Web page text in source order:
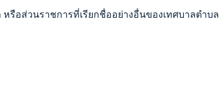
รือส่วนราชการที่เรียกชื่ออย่างอื่นของเทศบาลตำบล